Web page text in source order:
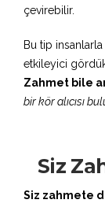
çevirebilir.
Bu tip insanlarla
etkileyici
Zahmet bile
bir kör alıcısı
Siz
Siz zahmete